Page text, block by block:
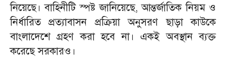
নিয়েছে। বাহিনীটি স্পষ্ট জানিয়েছে, আন্তর্জাতিক নিয়ম ও
নির্ধারিত প্রত্যাবাসন প্রক্রিয়া অনুসরণ ছাড়া কাউকে
বাংলাদেশে গ্রহণ করা হবে না। একই অবস্থান ব্যক্ত
করেছে সরকারও।